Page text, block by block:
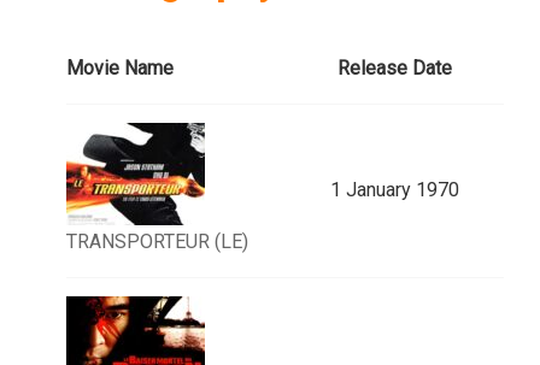
Movie Name Release Date
TRANSPORTEUR (LE)
1 January 1970